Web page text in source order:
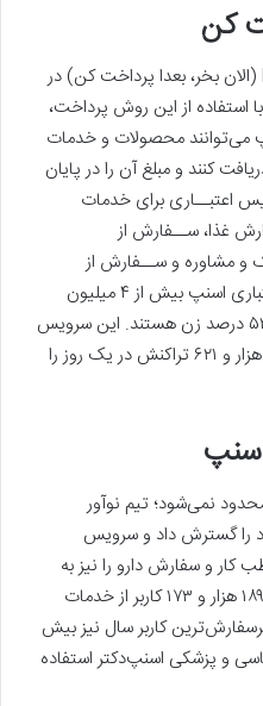
کن
اسنپ‌پی، اولین ارائه‌دهنده BNPL (الان بخر، بعدا پرداخت کن) در
استفاده از این روش پرداخت،
می‌توانند محصولات و خدمات
کنند و مبلغ آن را در پایان
اعتبــاری برای خدمات
غذا، ســفارش از
و مشاوره و ســفارش از
داروخانه فعال اســت. سرویس اعتباری اسنپ بیش از ۴ میلیون
کاربر دارد که ۴۸ درصد آن‌ها مرد و ۵۲ درصد زن هستند. این سرویس
پیشرو در ایران توانست رکورد ۱۹۵ هزار و ۶۲۱ تراکنش در یک روز را
نمی‌شود؛ تیم نوآور
خدمات خود را گسترش داد و سرویس
و سفارش دارو را نیز به
خدمات خود افزود. در سال گذشته ۱۸۹ هزار و ۱۷۳ کاربر از خدمات
کاربر سال نیز بیش
و پزشکی اسنپ‌دکتر استفاده